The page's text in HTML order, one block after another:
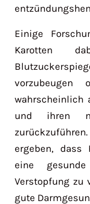
Einige
Karotten
wahrscheinlich
und ihren
ergeben, dass
eine
Verstopfung zu
gute